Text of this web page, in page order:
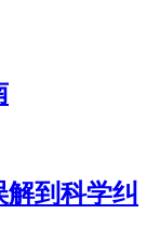
到科学纠